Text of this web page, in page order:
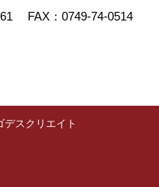
FAX：0749-74-0514
デスクリエイト